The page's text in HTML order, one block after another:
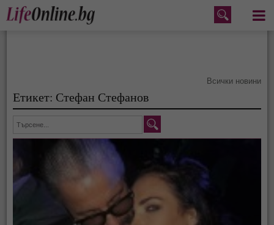
Меню
Всички новини
Етикет: Стефан Стефанов